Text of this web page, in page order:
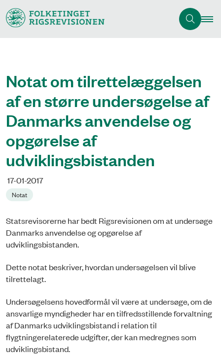
Notat om tilrettelæggelsen
af en større undersøgelse af
Danmarks anvendelse og
opgørelse af
udviklingsbistanden
17-01-2017
Notat
Statsrevisorerne har bedt Rigsrevisionen om at undersøge
Danmarks anvendelse og opgørelse af
udviklingsbistanden.
Dette notat beskriver, hvordan undersøgelsen vil blive
tilrettelagt.
Undersøgelsens hovedformål vil være at undersøge, om de
ansvarlige myndigheder har en tilfredsstillende forvaltning
af Danmarks udviklingsbistand i relation til
flygtningerelaterede udgifter, der kan medregnes som
udviklingsbistand.